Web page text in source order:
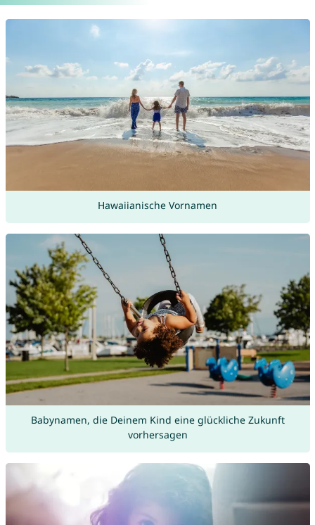
Hawaiianische Vornamen
Babynamen, die Deinem Kind eine glückliche Zukunft
vorhersagen